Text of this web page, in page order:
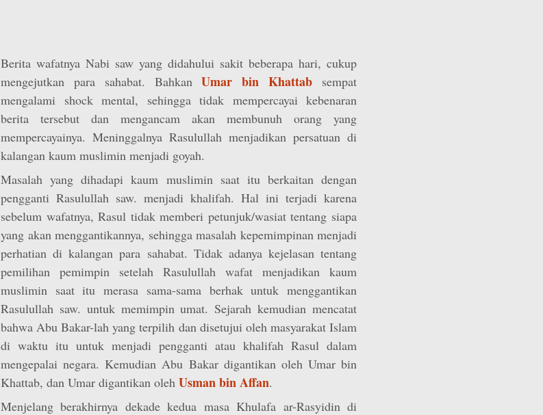
Berita wafatnya Nabi saw yang didahului sakit beberapa hari, cukup
mengejutkan para sahabat. BahkanUmar bin Khattab sempat
mengalami shock mental, sehingga tidak mempercayai kebenaran
berita tersebut dan mengancam akan membunuh orang yang
mempercayainya. Meninggalnya Rasulullah menjadikan persatuan di
kalangan kaum muslimin menjadi goyah.
Masalah yang dihadapi kaum muslimin saat itu berkaitan dengan
pengganti Rasulullah saw. menjadi khalifah. Hal ini terjadi karena
sebelum wafatnya, Rasul tidak memberi petunjuk/wasiat tentang siapa
yang akan menggantikannya, sehingga masalah kepemimpinan menjadi
perhatian di kalangan para sahabat. Tidak adanya kejelasan tentang
pemilihan pemimpin setelah Rasulullah wafat menjadikan kaum
muslimin saat itu merasa sama-sama berhak untuk menggantikan
Rasulullah saw. untuk memimpin umat. Sejarah kemudian mencatat
bahwa Abu Bakar-lah yang terpilih dan disetujui oleh masyarakat Islam
di waktu itu untuk menjadi pengganti atau khalifah Rasul dalam
mengepalai negara. Kemudian Abu Bakar digantikan oleh Umar bin
Khattab, dan Umar digantikan oleh Usman bin Affan.
Menjelang berakhirnya dekade kedua masa Khulafa ar-Rasyidin di